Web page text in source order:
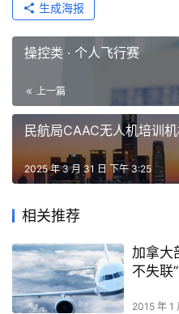
生成海报
操控类 · 个人飞行赛
上一篇
民航局CAAC无人机培训
2025 年 3 月 31 日 下午 3:25
相关推荐
加拿大
不失联”
2015 年 1